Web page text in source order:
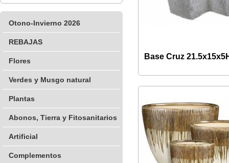
Otono-Invierno 2026
REBAJAS
Flores
Verdes y Musgo natural
Plantas
Abonos, Tierra y Fitosanitarios
Artificial
Complementos
Base Cruz